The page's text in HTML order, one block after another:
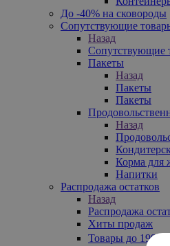
До -40% на сковороды
Сопутствующие
Назад
Сопутствующие
Пакеты
Назад
Пакеты
Пакеты
Назад
Корма для
Напитки
Распродажа остатков
Назад
Распродажа
Хиты продаж
Товары до 199₽